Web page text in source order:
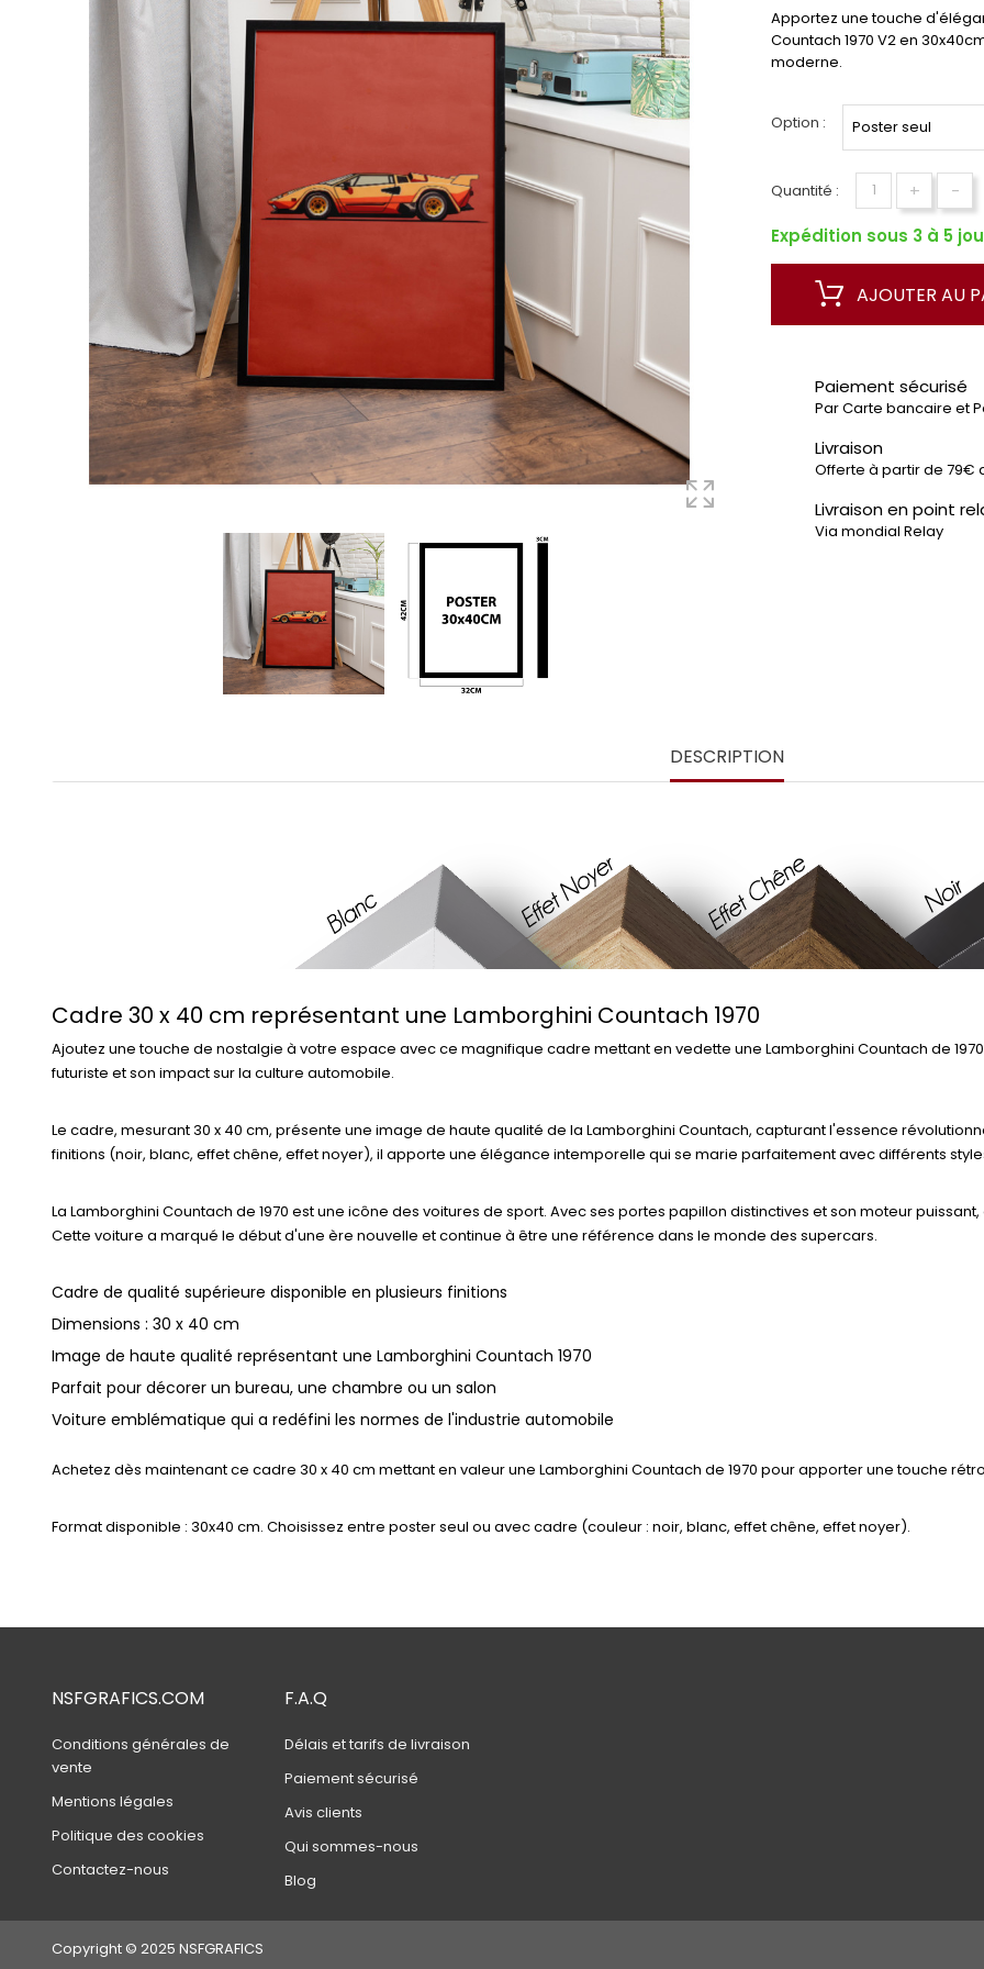
Apportez une touche
Countach 1970 V2 en
moderne.
Option :
Quantité : +
-
Expédition sous 3 à 5
AJOUTER AU
Paiement sécurisé
Par Carte bancaire et
Livraison
Offerte à partir de 79€
Livraison en point
Via mondial Relay
DESCRIPTION
Cadre 30 x 40 cm représentant une Lamborghini Countach 1970
Ajoutez une touche de nostalgie à votre espace avec ce magnifique cadre mettant en vedette une Lamborghini Countach de
futuriste et son impact sur la culture automobile.
Le cadre, mesurant 30 x 40 cm, présente une image de haute qualité de la Lamborghini Countach, capturant l'essence
finitions (noir, blanc, effet chêne, effet noyer), il apporte une élégance intemporelle qui se marie parfaitement avec différents
La Lamborghini Countach de 1970 est une icône des voitures de sport. Avec ses portes papillon distinctives et son moteur
Cette voiture a marqué le début d'une ère nouvelle et continue à être une référence dans le monde des supercars.
Cadre de qualité supérieure disponible en plusieurs finitions
Dimensions : 30 x 40 cm
Image de haute qualité représentant une Lamborghini Countach 1970
Parfait pour décorer un bureau, une chambre ou un salon
Voiture emblématique qui a redéfini les normes de l'industrie automobile
Achetez dès maintenant ce cadre 30 x 40 cm mettant en valeur une Lamborghini Countach de 1970 pour apporter une touche
Format disponible : 30x40 cm. Choisissez entre poster seul ou avec cadre (couleur : noir, blanc, effet chêne, effet noyer).
NSFGRAFICS.COM
Conditions générales de
vente
Mentions légales
Politique des cookies
Contactez-nous
F.A.Q
Délais et tarifs de livraison
Paiement sécurisé
Avis clients
Qui sommes-nous
Blog
Copyright © 2025 NSFGRAFICS